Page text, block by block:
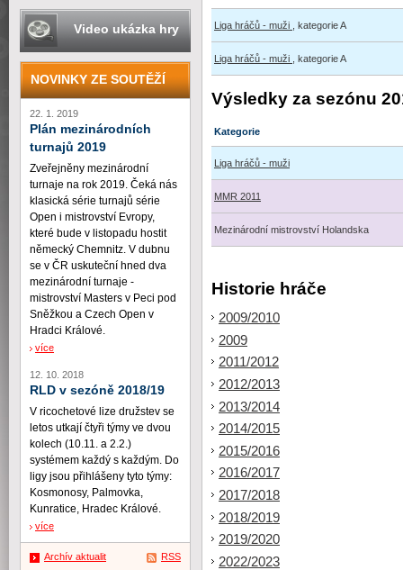
Liga hráčů - muži , kategorie A
Liga hráčů - muži , kategorie A
Výsledky za sezónu
Kategorie
Liga hráčů - muži
MMR 2011
Mezinárodní mistrovství Holandska
Historie hráče
2009/2010
2009
2011/2012
2012/2013
2013/2014
2014/2015
2015/2016
2016/2017
2017/2018
2018/2019
2019/2020
2022/2023
Video ukázka hry
NOVINKY ZE SOUTĚŽÍ
22. 1. 2019
Plán mezinárodních
turnajů 2019
Zveřejněny mezinárodní
turnaje na rok 2019. Čeká nás
klasická série turnajů série
Open i mistrovství Evropy,
které bude v listopadu hostit
německý Chemnitz. V dubnu
se v ČR uskuteční hned dva
mezinárodní turnaje -
mistrovství Masters v Peci pod
Sněžkou a Czech Open v
Hradci Králové.
více
12. 10. 2018
RLD v sezóně 2018/19
V ricochetové lize družstev se
letos utkají čtyři týmy ve dvou
kolech (10.11. a 2.2.)
systémem každý s každým. Do
ligy jsou přihlášeny tyto týmy:
Kosmonosy, Palmovka,
Kunratice, Hradec Králové.
více
Archív aktualit RSS